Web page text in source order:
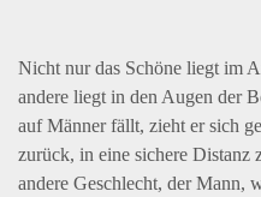
Nicht nur das Schöne liegt im
andere liegt in den Augen der
auf Männer fällt, zieht er sich
zurück, in eine sichere Distanz
andere Geschlecht, der Mann,